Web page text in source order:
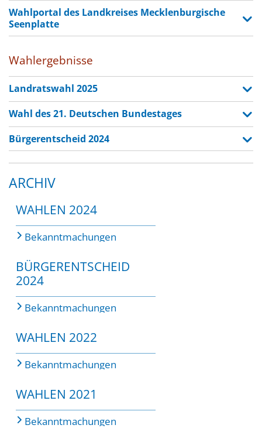
Wahlportal des Landkreises Mecklenburgische
Seenplatte
Wahlergebnisse
Landratswahl 2025
Wahl des 21. Deutschen Bundestages
Bürgerentscheid 2024
ARCHIV
WAHLEN 2024
Bekanntmachungen
BÜRGERENTSCHEID
2024
Bekanntmachungen
WAHLEN 2022
Bekanntmachungen
WAHLEN 2021
Bekanntmachungen